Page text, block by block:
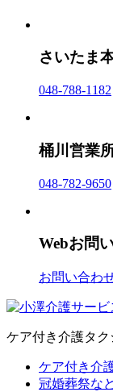
さいたま
048-788-1182
桶川営業
048-782-9650
Webお問
お問い合わ
ケア付き介護タク
ケア付き介
冠婚葬祭な